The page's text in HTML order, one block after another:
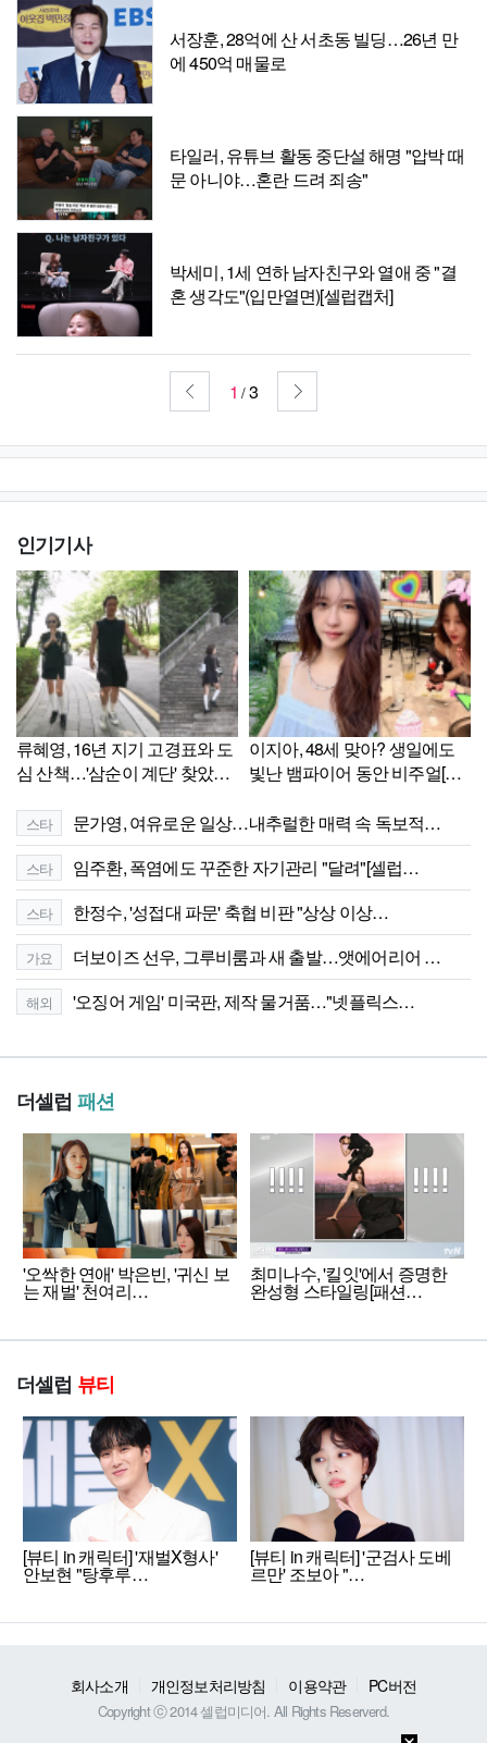
서장훈, 28억에 산 서초동 빌딩…26년 만
에 450억 매물로
타일러, 유튜브 활동 중단설 해명 "압박 때
문 아니야…혼란 드려 죄송"
박세미, 1세 연하 남자친구와 열애 중 "결
혼 생각도"(입만열면)[셀럽캡처]
1 /3
인기기사
류혜영, 16년 지기 고경표와 도
심 산책…'삼순이 계단' 찾았다
이지아, 48세 맞아? 생일에도
빛난 뱀파이어 동안 비주얼[셀
스타 문가영, 여유로운 일상…내추럴한 매력 속 독보적…
스타 임주환, 폭염에도 꾸준한 자기관리 "달려"[셀럽…
스타 한정수, '성접대 파문' 축협 비판 "상상 이상…
가요 더보이즈 선우, 그루비룸과 새 출발…앳에어리어 …
해외 '오징어 게임' 미국판, 제작 물거품…"넷플릭스…
더셀럽 패션
'오싹한 연애' 박은빈, '귀신 보
는 재벌' 천여리…
최미나수, '킬잇'에서 증명한
완성형 스타일링[패션…
더셀럽 뷰티
[뷰티 in 캐릭터] '재벌X형사'
안보현 "탕후루…
[뷰티 in 캐릭터] '군검사 도베
르만' 조보아 "…
회사소개 개인정보처리방침 이용약관 PC버전
Copyright ⓒ 2014 셀럽미디어. All Rights Reserverd.